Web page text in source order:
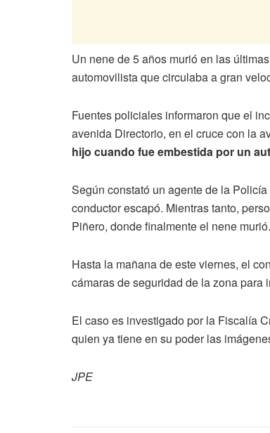
Un nene de 5 años murió en las
automovilista que circulaba a gran
Fuentes policiales informaron que el
avenida Directorio, en el cruce con la
hijo cuando fue embestida por un
Según constató un agente de la
conductor escapó. Mientras tanto,
Piñero, donde finalmente el nene
Hasta la mañana de este viernes, el
cámaras de seguridad de la zona para
El caso es investigado por la Fiscalía
quien ya tiene en su poder las
JPE